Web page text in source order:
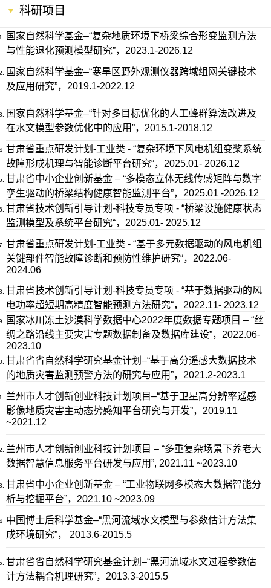
科研项目
国家自然科学基金–“复杂地质环境下桥梁综合形变监测方法
与性能退化预测模型研究”，2023.1-2026.12
国家自然科学基金–“寒旱区野外观测仪器跨域组网关键技术
及应用研究”，2019.1-2022.12
国家自然科学基金–“针对多目标优化的人工蜂群算法改进及
在水文模型参数优化中的应用”，2015.1-2018.12
甘肃省重点研发计划-工业类 - “复杂环境下风电机组变桨系统
故障形成机理与智能诊断平台研究“，2025.01- 2026.12
甘肃省中小企业创新基金 – “多模态立体无线传感矩阵与数字
孪生驱动的桥梁结构健康智能监测平台”，2025.01 -2026.12
甘肃省技术创新引导计划-科技专员专项 - “桥梁设施健康状态
监测模型及系统平台研究“，2025.01- 2025.12
甘肃省重点研发计划-工业类 - “基于多元数据驱动的风电机组
关键部件智能故障诊断和预防性维护研究“，2022.06-
2024.06
甘肃省技术创新引导计划-科技专员专项 - “基于数据驱动的风
电功率超短期高精度智能预测方法研究“，2022.11- 2023.12
国家冰川冻土沙漠科学数据中心2022年度数据专题项目 – “丝
绸之路沿线主要灾害专题数据制备及数据库建设”，2022.06-
2023.10
甘肃省省自然科学研究基金计划–“基于高分遥感大数据技术
的地质灾害监测预警方法的研究与应用”，2021.2-2023.1
兰州市人才创新创业科技计划项目–“基于卫星高分辨率遥感
影像地质灾害主动态势感知平台研究与开发”，2019.11
~2021.12
兰州市人才创新创业科技计划项目 – “多重复杂场景下养老大
数据智慧信息服务平台研发与应用”, 2021.11 ~2023.10
甘肃省中小企业创新基金 – “工业物联网多模态大数据智能分
析与挖掘平台”，2021.10 ~2023.09
中国博士后科学基金–“黑河流域水文模型与参数估计方法集
成环境研究”， 2013.6-2015.5
甘肃省省自然科学研究基金计划–“黑河流域水文过程参数估
计方法耦合机理研究”，2013.3-2015.5